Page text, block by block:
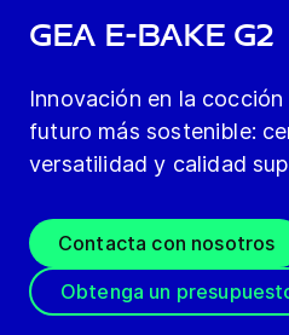
GEA E-Bake G2
Innovación en la
futuro más sostenible:
versatilidad y calidad
Contacta con nosotros
Obtenga un